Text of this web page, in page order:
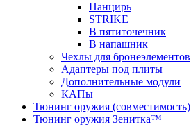
Панцирь
STRIKE
В пятиточечник
В напашник
Чехлы для бронеэлементов
Адаптеры под плиты
Дополнительные модули
КАПы
Тюнинг оружия (совместимость)
Тюнинг оружия Зенитка™